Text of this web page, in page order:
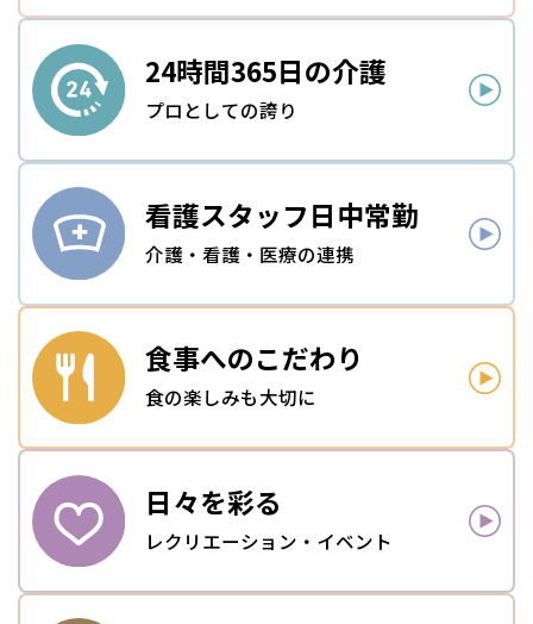
24時間365日の介護
プロとしての誇り
看護スタッフ日中常勤
介護・看護・医療の連携
食事へのこだわり
食の楽しみも大切に
日々を彩る
レクリエーション・イベント